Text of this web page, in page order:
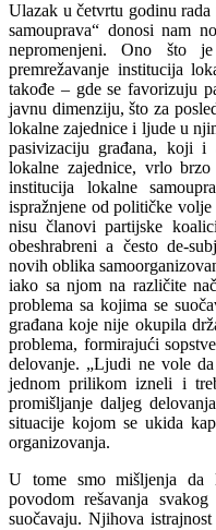
Ulazak u četvrtu godinu
samouprava“ donosi nam
nepromenjeni. Ono što
premrežavanje institucija
takođe – gde se favorizuju
javnu dimenziju, što za
lokalne zajednice i ljude u
pasivizaciju građana, koji
lokalne zajednice, vrlo brzo
institucija lokalne
ispražnjene od političke
nisu članovi partijske
obeshrabreni a često de-
novih oblika
iako sa njom na različite
problema sa kojima se
građana koje nije okupila
problema, formirajući
delovanje. „Ljudi ne vole
jednom prilikom izneli i
promišljanje daljeg
situacije kojom se ukida
organizovanja.
U tome smo mišljenja da
povodom rešavanja
suočavaju. Njihova